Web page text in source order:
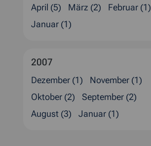
April (5)
März (2)
Februar (1)
Januar (1)
2007
Dezember (1)
November (1)
Oktober (2)
September (2)
August (3)
Januar (1)